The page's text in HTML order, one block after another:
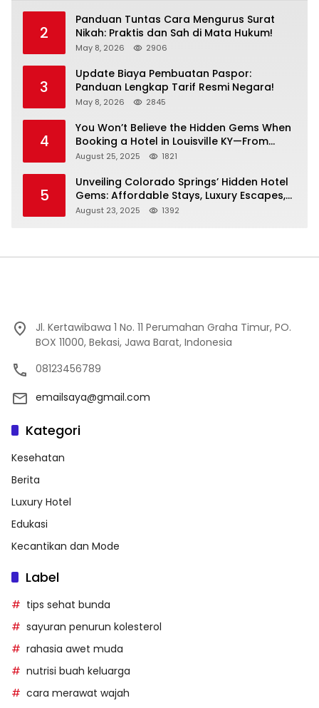
2
Panduan Tuntas Cara Mengurus Surat
Nikah: Praktis dan Sah di Mata Hukum!
May 8, 2026 2906
3
Update Biaya Pembuatan Paspor:
Panduan Lengkap Tarif Resmi Negara!
May 8, 2026 2845
4
You Won’t Believe the Hidden Gems When
Booking a Hotel in Louisville KY—From
Cheap to Luxe!
August 25, 2025 1821
5
Unveiling Colorado Springs’ Hidden Hotel
Gems: Affordable Stays, Luxury Escapes,
and Everything In Between!
August 23, 2025 1392
Jl. Kertawibawa 1 No. 11 Perumahan Graha Timur, PO.
BOX 11000, Bekasi, Jawa Barat, Indonesia
08123456789
emailsaya@gmail.com
Kategori
Kesehatan
Berita
Luxury Hotel
Edukasi
Kecantikan dan Mode
Label
tips sehat bunda
sayuran penurun kolesterol
rahasia awet muda
nutrisi buah keluarga
cara merawat wajah